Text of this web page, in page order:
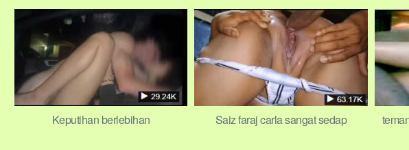
Keputihan berlebihan Saiz faraj carla sangat sedap